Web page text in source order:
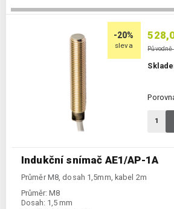
-20%
sleva
Indukční snímač AE1/AP-1A
Průměr M8, dosah 1,5mm, kabel 2m
Průměr: M8
Dosah: 1,5 mm